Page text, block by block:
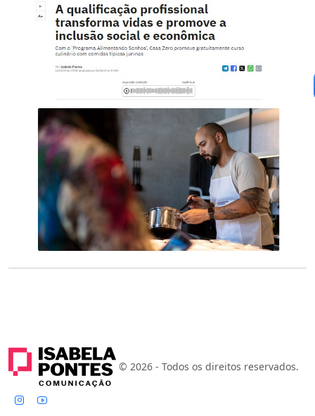
© 2026 - Todos os direitos reservados.